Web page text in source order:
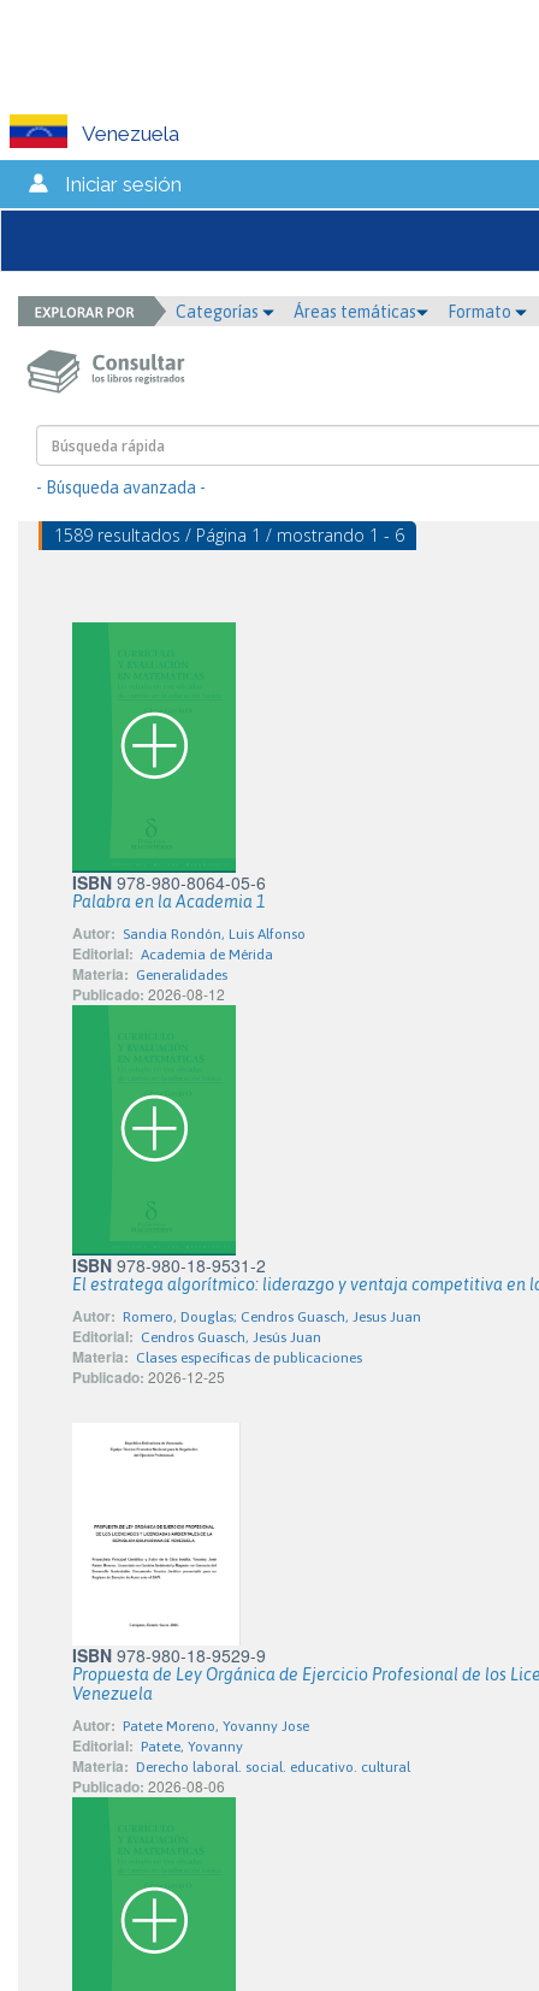
Venezuela
Iniciar sesión
Categorías Áreas temáticas Formato
- Búsqueda avanzada -
1589 resultados / Página 1 / mostrando 1 - 6
ISBN 978-980-8064-05-6
Palabra en la Academia 1
Autor: Sandia Rondón, Luis Alfonso
Editorial: Academia de Mérida
Materia: Generalidades
Publicado: 2026-08-12
ISBN 978-980-18-9531-2
El estratega algorítmico: liderazgo y ventaja competitiva en
Autor: Romero, Douglas; Cendros Guasch, Jesus Juan
Editorial: Cendros Guasch, Jesús Juan
Materia: Clases específicas de publicaciones
Publicado: 2026-12-25
ISBN 978-980-18-9529-9
Propuesta de Ley Orgánica de Ejercicio Profesional de los
Venezuela
Autor: Patete Moreno, Yovanny Jose
Editorial: Patete, Yovanny
Materia: Derecho laboral. social. educativo. cultural
Publicado: 2026-08-06